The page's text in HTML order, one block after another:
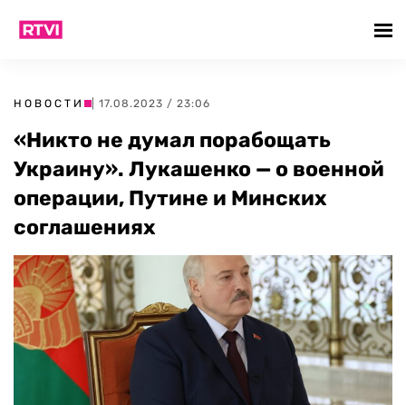
НОВОСТИ | 17.08.2023 / 23:06
«Никто не думал порабощать
Украину». Лукашенко — о военной
операции, Путине и Минских
соглашениях